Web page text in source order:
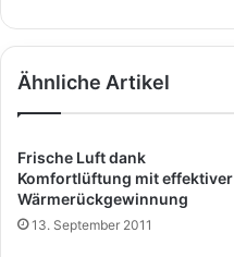
Ähnliche Artikel
Frische Luft dank
Komfortlüftung mit effektiver
Wärmerückgewinnung
13. September 2011